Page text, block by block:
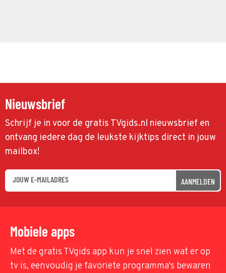
Nieuwsbrief
Schrijf je in voor de gratis TVgids.nl nieuwsbrief en
ontvang iedere dag de leukste kijktips direct in jouw
mailbox!
AANMELDEN
Mobiele apps
Met de gratis TVgids app kun je snel zien wat er op
tv is, eenvoudig je favoriete programma's bewaren